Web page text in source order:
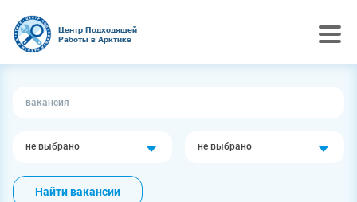
Центр Подходящей
Работы в Арктике
не выбрано не выбрано
Найти вакансии